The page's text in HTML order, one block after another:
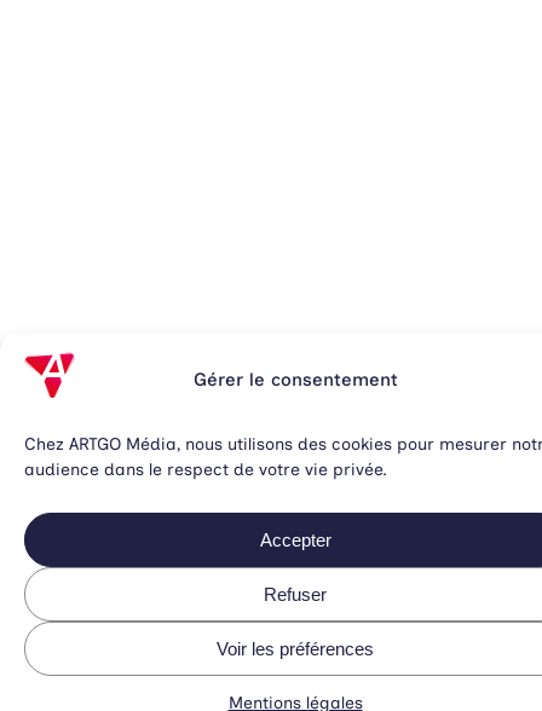
Gérer le consentement
Chez ARTGO Média, nous utilisons des cookies pour mesurer
audience dans le respect de votre vie privée.
Accepter
Refuser
Voir les préférences
Mentions légales